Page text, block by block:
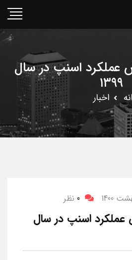
عملکرد اسنپ در سال
۱۳۹۹
اخبار
0 نظر
عملکرد اسنپ در سال